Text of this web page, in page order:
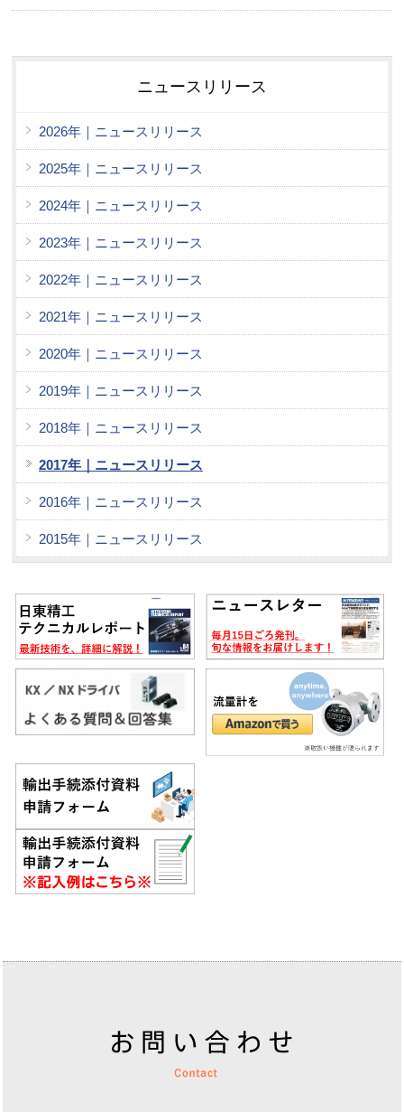
ニュースリリース
2026年｜ニュースリリース
2025年｜ニュースリリース
2024年｜ニュースリリース
2023年｜ニュースリリース
2022年｜ニュースリリース
2021年｜ニュースリリース
2020年｜ニュースリリース
2019年｜ニュースリリース
2018年｜ニュースリリース
2017年｜ニュースリリース
2016年｜ニュースリリース
2015年｜ニュースリリース